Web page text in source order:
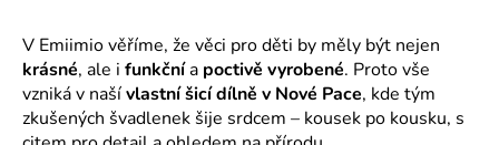
V Emiimio věříme, že věci pro děti by měly být nejen
krásné, ale i funkčnía poctivě vyrobené. Proto vše
vzniká v našívlastní šicí dílně v Nové Pace, kde tým
zkušených švadlenek šije srdcem – kousek po kousku, s